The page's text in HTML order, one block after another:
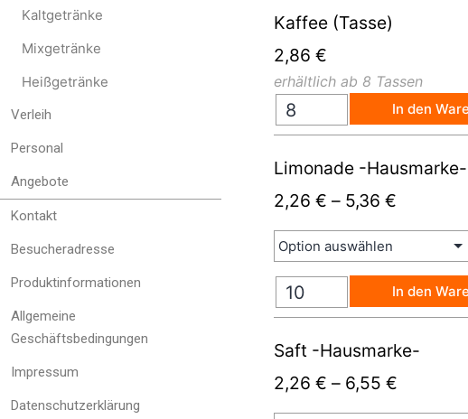
Kaltgetränke
Mixgetränke
Heißgetränke
Verleih
Personal
Angebote
Kontakt
Besucheradresse
Produktinformationen
Allgemeine
Geschäftsbedingungen
Impressum
Datenschutzerklärung
Kaffee (Tasse)
2,86 €
erhältlich ab 8 Tassen
In den
Limonade -Hausmarke-
2,26 € – 5,36 €
In den
Saft -Hausmarke-
2,26 € – 6,55 €